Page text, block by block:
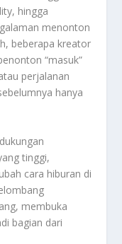
hingga
menonton
beberapa kreator
“masuk”
perjalanan
hanya
tinggi,
cara hiburan di
membuka
bagian dari